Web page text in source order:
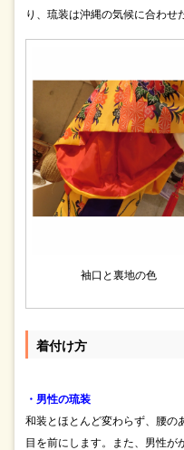
り、琉装は沖縄の気候に合わせ
袖口と裏地の色
着付け方
・男性の琉装
和装とほとんど変わらず、腰の
目を前にします。また、男性